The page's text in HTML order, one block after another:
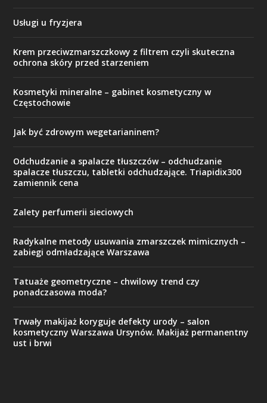
Usługi u fryzjera
Krem przeciwzmarszczkowy z filtrem czyli skuteczna
ochrona skóry przed starzeniem
Kosmetyki mineralne – gabinet kosmetyczny w
Częstochowie
Jak być zdrowym wegetarianinem?
Odchudzanie a spalacze tłuszczów – odchudzanie
spalacze tłuszczu, tabletki odchudzające. Triapidix300
zamiennik cena
Zalety perfumerii sieciowych
Radykalne metody usuwania zmarszczek mimicznych –
zabiegi odmładzające Warszawa
Tatuaże geometryczne – chwilowy trend czy
ponadczasowa moda?
Trwały makijaż koryguje defekty urody – salon
kosmetyczny Warszawa Ursynów. Makijaż permanentny
ust i brwi